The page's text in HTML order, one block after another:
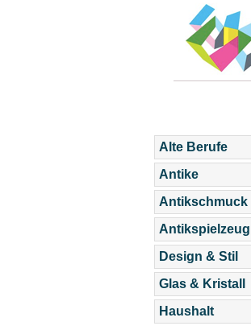
Alte Berufe
Antike
Antikschmuck
Antikspielzeug
Design & Stil
Glas & Kristall
Haushalt